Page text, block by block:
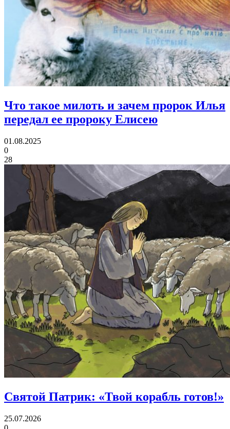
Что такое милоть и зачем пророк Илья
передал ее пророку Елисею
01.08.2025
0
28
Святой Патрик: «Твой корабль готов!»
25.07.2026